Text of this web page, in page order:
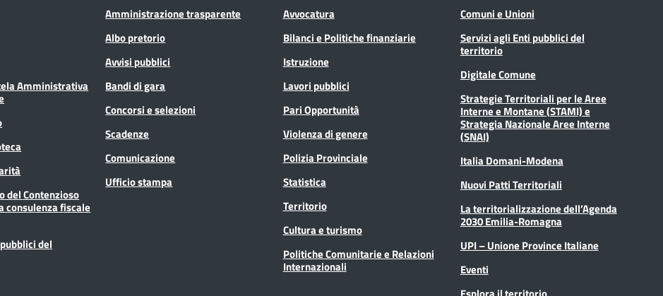
Amministrativa
del Contenzioso
consulenza fiscale
del
Amministrazione trasparente
Albo pretorio
Avvisi pubblici
Bandi di gara
Concorsi e selezioni
Scadenze
Comunicazione
Ufficio stampa
Avvocatura
Bilanci e Politiche finanziarie
Istruzione
Lavori pubblici
Pari Opportunità
Violenza di genere
Polizia Provinciale
Statistica
Territorio
Cultura e turismo
Politiche Comunitarie e Relazioni
Internazionali
Comuni e Unioni
Servizi agli Enti pubblici del
territorio
Digitale Comune
Strategie Territoriali per le Aree
Interne e Montane (STAMI) e
Strategia Nazionale Aree Interne
(SNAI)
Italia Domani-Modena
Nuovi Patti Territoriali
La territorializzazione dell’Agenda
2030 Emilia-Romagna
UPI – Unione Province Italiane
Eventi